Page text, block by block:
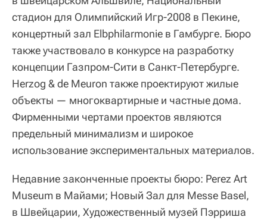
стадион для Олимпийский Игр-2008 в Пекине,
концертный зал Elbphilarmonie в Гамбурге. Бюро
также участвовало в конкурсе на разработку
концепции Газпром-Сити в Санкт-Петербурге.
Herzog & de Meuron также проектируют жилые
объекты — многоквартирные и частные дома.
Фирменными чертами проектов являются
предельный минимализм и широкое
использование экспериментальных материалов.
Недавние законченные проекты бюро: Perez Art
Museum в Майами; Новый Зал для Messe Basel,
в Швейцарии, Художественный музей Пэрриша